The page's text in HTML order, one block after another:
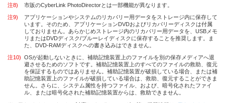
注8)
市販のCyberLink PhotoDirectorとは一部機能が異なります。
注9)
アプリケーションやシステムのリカバリー用データをストレージ内に保存して
います。そのため、アプリケーションDVDおよびリカバリーディスクは付属
しておりません。あらかじめストレージ内のリカバリー用データを、USBメモ
リまたはDVDディスク/ブルーレイディスクに保存することを推奨します。ま
た、DVD-RAMディスクへの書き込みはできません。
注10) OSが起動しないときに、補助記憶装置上のファイルを別の保存メディアへ退
避させるためのソフトです。補助記憶装置上のすべてのファイルの救助、復元
を保証するものではありません。補助記憶装置が破損している場合、または補
助記憶装置上のファイルが破損している場合は、救助、復元することができま
せん。さらに、システム属性を持つファイル、および、暗号化されたファイ
ル、または暗号化された補助記憶装置からは、救助できません。